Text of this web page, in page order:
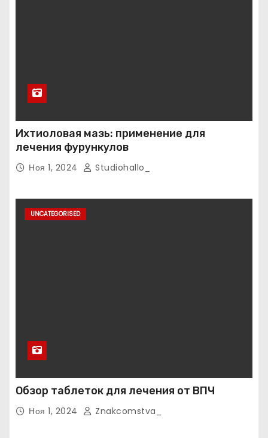
Ихтиоловая мазь: применение для
лечения фурункулов
Ноя 1, 2024 Studiohallo_
UNCATEGORISED
Обзор таблеток для лечения от ВПЧ
Ноя 1, 2024 Znakcomstva_